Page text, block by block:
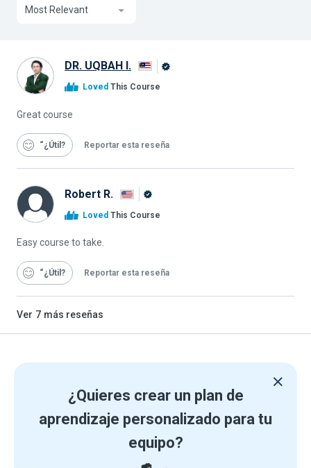
Most Relevant
DR. UQBAH I.
Loved This Course
Great course
“¿Útil Reportar esta reseña
Robert R.
Loved This Course
Easy course to take.
“¿Útil Reportar esta reseña
Ver 7 más reseñas
¿Quieres crear un plan de
aprendizaje personalizado para tu
equipo?